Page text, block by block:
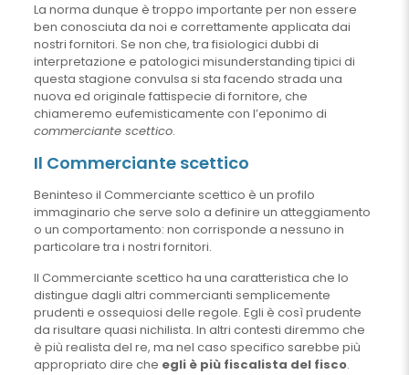
La norma dunque è troppo importante per non essere
ben conosciuta da noi e correttamente applicata dai
nostri fornitori. Se non che, tra fisiologici dubbi di
interpretazione e patologici misunderstanding tipici di
questa stagione convulsa si sta facendo strada una
nuova ed originale fattispecie di fornitore, che
chiameremo eufemisticamente con l’eponimo di
commerciante scettico.
Il Commerciante scettico
Beninteso il Commerciante scettico è un profilo
immaginario che serve solo a definire un atteggiamento
o un comportamento: non corrisponde a nessuno in
particolare tra i nostri fornitori.
Il Commerciante scettico ha una caratteristica che lo
distingue dagli altri commercianti semplicemente
prudenti e ossequiosi delle regole. Egli è così prudente
da risultare quasi nichilista. In altri contesti diremmo che
è più realista del re, ma nel caso specifico sarebbe più
appropriato dire che egli è più fiscalista del fisco.